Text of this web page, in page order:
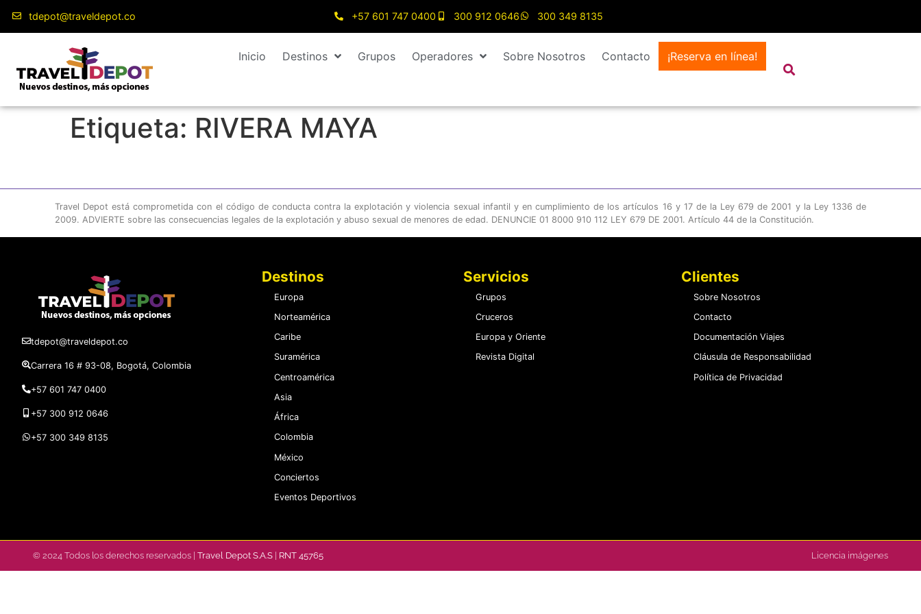
tdepot@traveldepot.co +57 601 747 0400 300 912 0646 300 349 8135
Inicio Destinos Grupos Operadores Sobre Nosotros Contacto ¡Reserva en línea!
Etiqueta: RIVERA MAYA
Travel Depot está comprometida con el código de conducta contra la explotación y violencia sexual infantil y en cumplimiento de los artículos 16 y 17 de la Ley 679 de 2001 y la Ley 1336 de
2009. ADVIERTE sobre las consecuencias legales de la explotación y abuso sexual de menores de edad. DENUNCIE 01 8000 910 112 LEY 679 DE 2001. Artículo 44 de la Constitución.
tdepot@traveldepot.co
Carrera 16 # 93-08, Bogotá, Colombia
+57 601 747 0400
+57 300 912 0646
+57 300 349 8135
Destinos
Europa
Norteamérica
Caribe
Suramérica
Centroamérica
Asia
África
Colombia
México
Conciertos
Eventos Deportivos
Servicios
Grupos
Cruceros
Europa y Oriente
Revista Digital
Clientes
Sobre Nosotros
Contacto
Documentación Viajes
Cláusula de Responsabilidad
Política de Privacidad
© 2024 Todos los derechos reservados | Travel Depot S.A.S RNT 45765 Licencia imágenes